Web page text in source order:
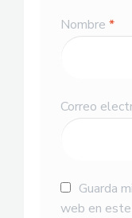
Nombre *
Correo
Guarda
web en este